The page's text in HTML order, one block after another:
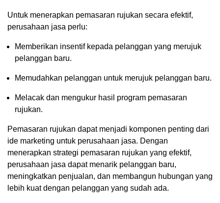
Untuk menerapkan pemasaran rujukan secara efektif,
perusahaan jasa perlu:
Memberikan insentif kepada pelanggan yang merujuk
pelanggan baru.
Memudahkan pelanggan untuk merujuk pelanggan baru.
Melacak dan mengukur hasil program pemasaran
rujukan.
Pemasaran rujukan dapat menjadi komponen penting dari
ide marketing untuk perusahaan jasa. Dengan
menerapkan strategi pemasaran rujukan yang efektif,
perusahaan jasa dapat menarik pelanggan baru,
meningkatkan penjualan, dan membangun hubungan yang
lebih kuat dengan pelanggan yang sudah ada.